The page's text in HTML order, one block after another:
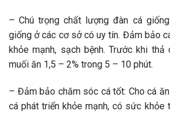
– Chú trọng chất lượng đàn cá
giống ở các cơ sở có uy tín. Đảm bảo
khỏe mạnh, sạch bệnh. Trước khi thả
muối ăn 1,5 – 2% trong 5 – 10 phút.
– Đảm bảo chăm sóc cá tốt: Cho cá
cá phát triển khỏe mạnh, có sức khỏe